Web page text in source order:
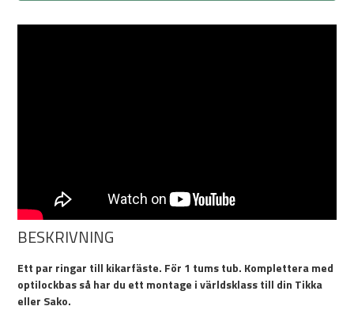
BESKRIVNING
Ett par ringar till kikarfäste. För 1 tums tub. Komplettera med
optilockbas så har du ett montage i världsklass till din Tikka
eller Sako.